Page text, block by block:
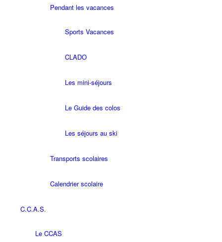
Pendant les vacances
Sports Vacances
CLADO
Les mini-séjours
Le Guide des colos
Les séjours au ski
Transports scolaires
Calendrier scolaire
C.C.A.S.
Le CCAS